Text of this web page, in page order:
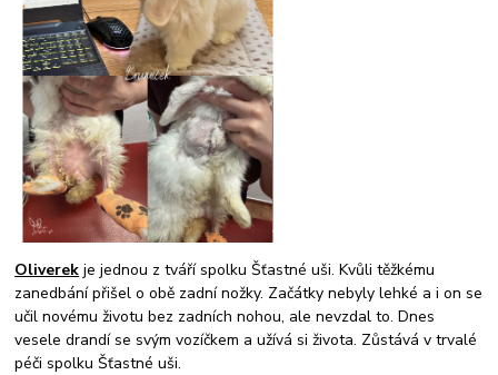
Oliverek je jednou z tváří spolku Šťastné uši. Kvůli těžkému
zanedbání přišel o obě zadní nožky. Začátky nebyly lehké a i on se
učil novému životu bez zadních nohou, ale nevzdal to. Dnes
vesele drandí se svým vozíčkem a užívá si života. Zůstává v trvalé
péči spolku Šťastné uši.